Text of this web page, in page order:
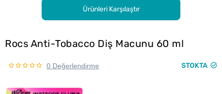
Ürünleri Karşılaştır
Rocs Anti-Tobacco Diş Macunu 60 ml
0 Değerlendirme STOKTA